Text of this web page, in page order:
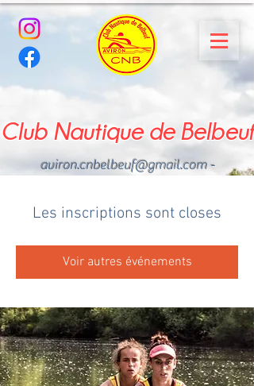
Club Nautique de Belbeuf
aviron.cnbelbeuf@gmail.com-
Les inscriptions sont closes
Voir autres événements